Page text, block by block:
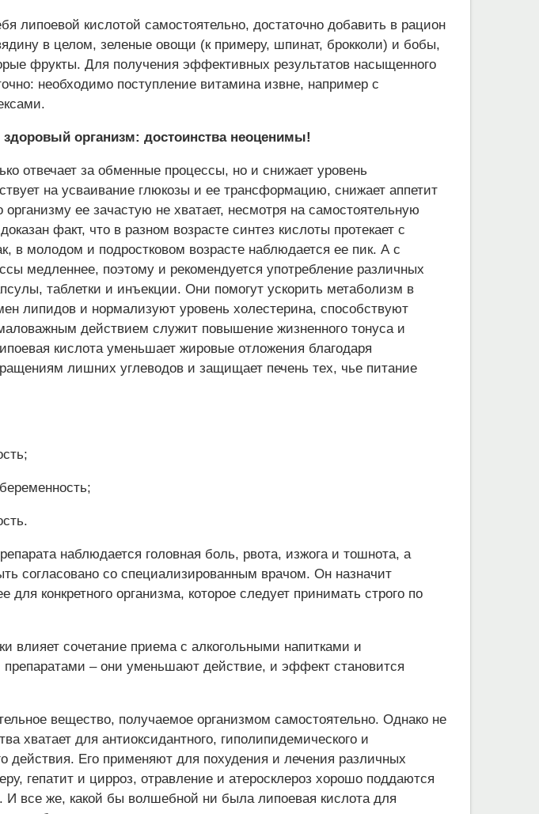
липоевой кислотой самостоятельно, достаточно добавить в рацион
в целом, зеленые овощи (к примеру, шпинат, брокколи) и бобы,
фрукты. Для получения эффективных результатов насыщенного
необходимо поступление витамина извне, например с
здоровый организм: достоинства неоценимы!
отвечает за обменные процессы, но и снижает уровень
на усваивание глюкозы и ее трансформацию, снижает аппетит
ее зачастую не хватает, несмотря на самостоятельную
факт, что в разном возрасте синтез кислоты протекает с
в молодом и подростковом возрасте наблюдается ее пик. А с
медленнее, поэтому и рекомендуется употребление различных
таблетки и инъекции. Они помогут ускорить метаболизм в
липидов и нормализуют уровень холестерина, способствуют
действием служит повышение жизненного тонуса и
кислота уменьшает жировые отложения благодаря
лишних углеводов и защищает печень тех, чье питание
наблюдается головная боль, рвота, изжога и тошнота, а
согласовано со специализированным врачом. Он назначит
для конкретного организма, которое следует принимать строго по
влияет сочетание приема с алкогольными напитками и
– они уменьшают действие, и эффект становится
вещество, получаемое организмом самостоятельно. Однако не
хватает для антиоксидантного, гиполипидемического и
действия. Его применяют для похудения и лечения различных
гепатит и цирроз, отравление и атеросклероз хорошо поддаются
И все же, какой бы волшебной ни была липоевая кислота для